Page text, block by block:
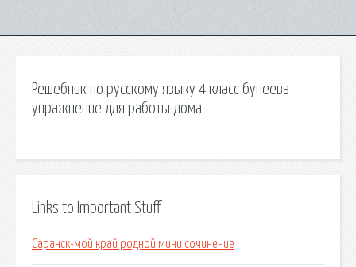
Решебник по русскому языку 4 класс бунеева
упражнение для работы дома
Links to Important Stuff
Саранск-мой край родной.мини сочинение